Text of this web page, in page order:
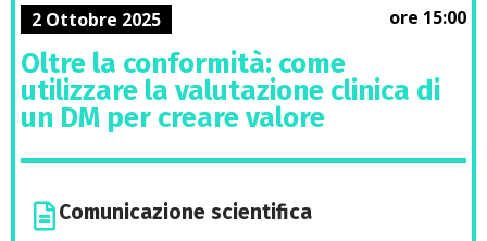
2 Ottobre 2025 ore 15:00
Oltre la conformità: come
utilizzare la valutazione clinica di
un DM per creare valore
Comunicazione scientifica